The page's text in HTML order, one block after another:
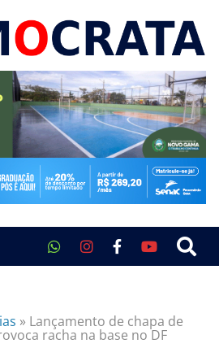
» Lançamento de chapa de
racha na base no DF